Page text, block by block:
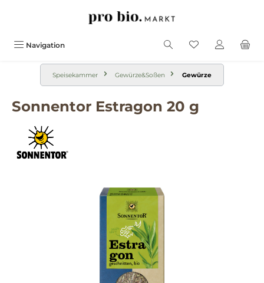
Navigation
Speisekammer Gewürze&Soßen Gewürze
Sonnentor Estragon 20 g
Bildergalerie überspringen